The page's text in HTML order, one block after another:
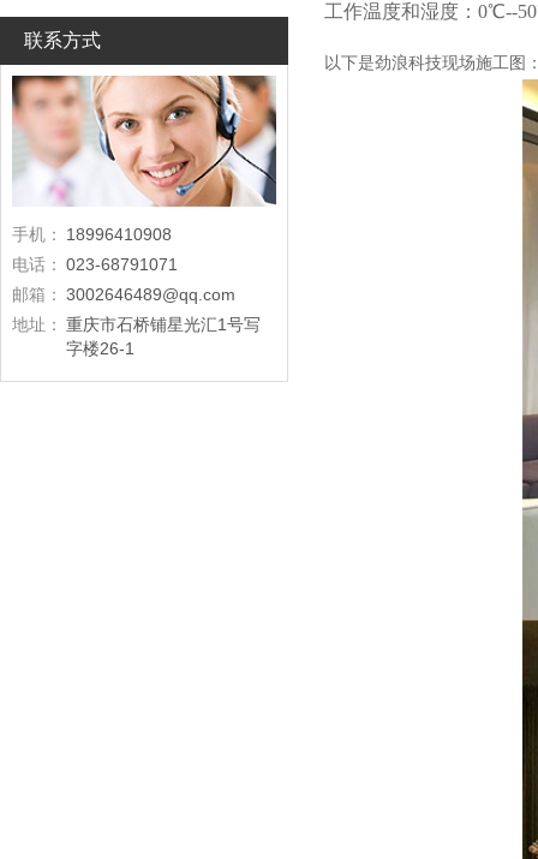
联系方式
手机：
18996410908
电话： 023-68791071
邮箱： 3002646489@qq.com
地址： 重庆市石桥铺星光汇1号写
字楼26-1
工作温度和湿度：0℃--
以下是劲浪科技现场施工图